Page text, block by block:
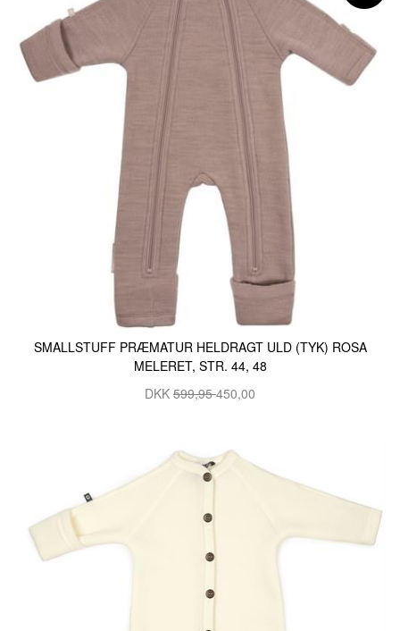
SMALLSTUFF PRÆMATUR HELDRAGT ULD (TYK) ROSA
MELERET, STR. 44, 48
DKK 599,95450,00